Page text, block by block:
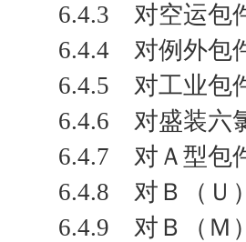
6.4.3 对空运包
6.4.4 对例外包
6.4.5 对工业包
6.4.6 对盛装六
6.4.7 对Ａ型包
6.4.8 对Ｂ（Ｕ
6.4.9 对Ｂ（Ｍ